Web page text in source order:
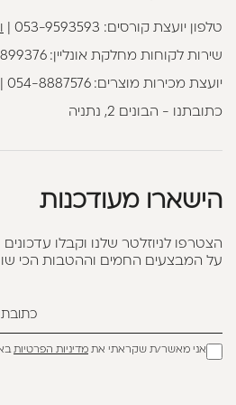
טלפון יועצת קורסים: 053-9593593
שירות לקוחות מחלקת אונליין:
יועצת מכירות מוצרים:054-8887576
כתובתנו - הבונים 2, נתניה
הישארו מעודכנות
הצטרפו לניוזלטר שלנו וקבלו עדכונים
על המבצעים החמים וההטבות הכי
אני מאשר/ת שקראתי את מדיניות הפרטיות